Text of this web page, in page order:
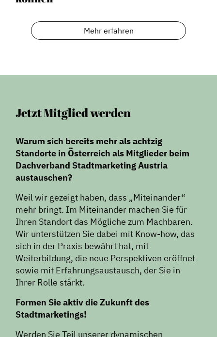
Mehr erfahren
Jetzt Mitglied werden
Warum sich bereits mehr als achtzig
Standorte in Österreich als Mitglieder beim
Dachverband Stadtmarketing Austria
austauschen?
Weil wir gezeigt haben, dass „Miteinander“
mehr bringt. Im Miteinander machen Sie für
Ihren Standort das Mögliche zum Machbaren.
Wir unterstützen Sie dabei mit Know-how, das
sich in der Praxis bewährt hat, mit
Weiterbildung, die neue Perspektiven eröffnet
sowie mit Erfahrungsaustausch, der Sie in
Ihrer Rolle stärkt.
Formen Sie aktiv die Zukunft des
Stadtmarketings!
Werden Sie Teil unserer dynamischen